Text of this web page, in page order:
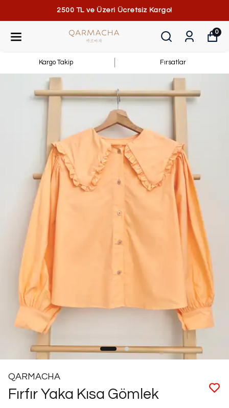
2500 TL ve Üzeri Ücretsiz Kargo!
0
Kargo Takip Fırsatlar
QARMACHA
Fırfır Yaka Kısa Gömlek